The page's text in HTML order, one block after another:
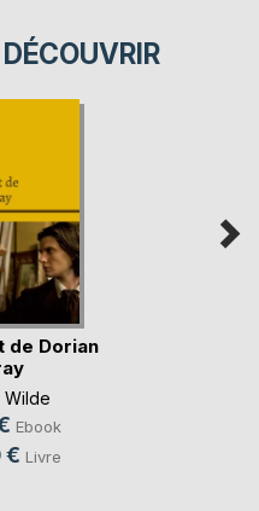
de Dorian
Wilde
Ebook
€ Livre